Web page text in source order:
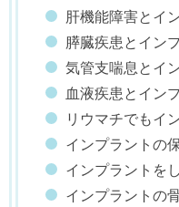
肝機能障害とイ
膵臓疾患とイン
気管支喘息とイ
血液疾患とイン
リウマチでもイ
インプラントの
インプラントを
インプラントの